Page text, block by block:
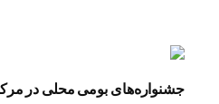
جشنواره‌های بومی محلی در